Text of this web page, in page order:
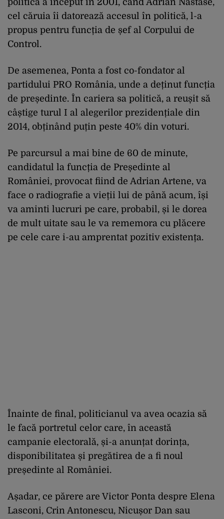
politica a început în 2001, când Adrian Năstase,
cel căruia îi datorează accesul în politică, l-a
propus pentru funcția de șef al Corpului de
Control.
De asemenea, Ponta a fost co-fondator al
partidului PRO România, unde a deținut funcția
de președinte. În cariera sa politică, a reușit să
câștige turul I al alegerilor prezidențiale din
2014, obținând puțin peste 40% din voturi.
Pe parcursul a mai bine de 60 de minute,
candidatul la funcția de Președinte al
României, provocat fiind de Adrian Artene, va
face o radiografie a vieții lui de până acum, își
va aminti lucruri pe care, probabil, și le dorea
de mult uitate sau le va rememora cu plăcere
pe cele care i-au amprentat pozitiv existența.
Înainte de final, politicianul va avea ocazia să
le facă portretul celor care, în această
campanie electorală, și-a anunțat dorința,
disponibilitatea și pregătirea de a fi noul
președinte al României.
Așadar, ce părere are Victor Ponta despre Elena
Lasconi, Crin Antonescu, Nicușor Dan sau